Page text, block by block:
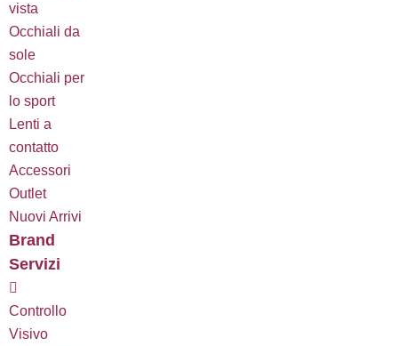
vista
Occhiali da
sole
Occhiali per
lo sport
Lenti a
contatto
Accessori
Outlet
Nuovi Arrivi
Brand
Servizi
Controllo
Visivo